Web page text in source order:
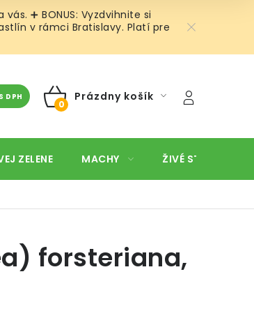
➕ BONUS: Vyzdvihnite si
v rámci Bratislavy. Platí pre
S DPH
NÁKUPNÝ
Prázdny košík
ZELENE MACHY ŽIVÉ STENY
forsteriana,